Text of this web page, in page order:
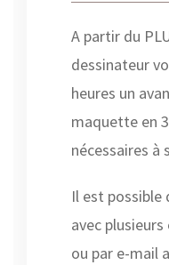
A partir du
dessinateur
heures un
maquette en
nécessaires à
Il est possible
avec
ou par e-mail